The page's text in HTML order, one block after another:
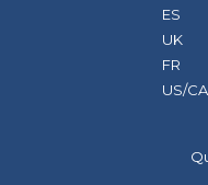
ES
UK
FR
US/CA